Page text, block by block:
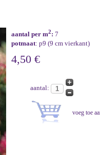
aantal per m2: 7
potmaat: p9 (9 cm vierkant)
4,50 €
aantal: